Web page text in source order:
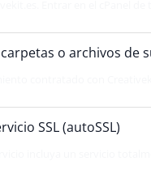
o archivos de
SSL (autoSSL)